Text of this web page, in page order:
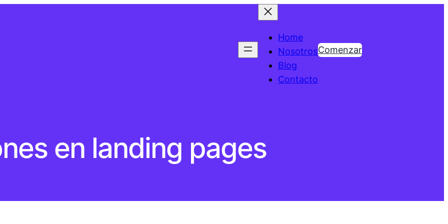
Home
Nosotros
Blog
Contacto
Comenzar
en landing pages